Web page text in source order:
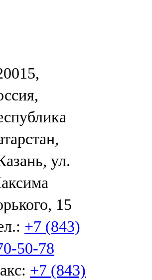
ул.
15
+7 (843)
50-78
+7 (843)